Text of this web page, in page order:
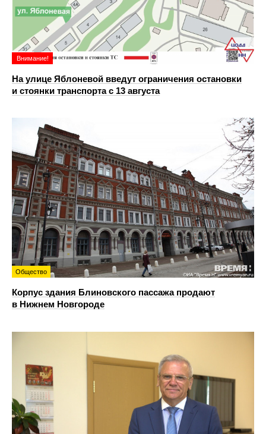
Внимание!
На улице Яблоневой введут ограничения остановки
и стоянки транспорта с 13 августа
Общество
Корпус здания Блиновского пассажа продают
в Нижнем Новгороде